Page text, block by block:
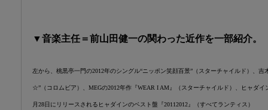
▼音楽主任＝前山田健一の関わった近作を一部紹介。
左から、桃黒亭一門の2012年のシングル“ニッポン笑顔百景”（スターチャイルド）、
☆”（コロムビア）、MEGの2012年作『WEAR I AM』（スターチャイルド）、ヒャダイ
月28日にリリースされるヒャダインのベスト盤『20112012』（すべてランティス）